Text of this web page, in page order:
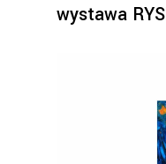
wystawa